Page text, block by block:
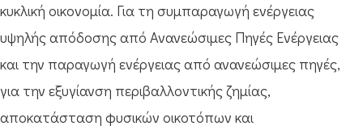
κυκλική οικονομία. Για τη συμπαραγωγή ενέργειας
υψηλής απόδοσης από Ανανεώσιμες Πηγές Ενέργειας
και την παραγωγή ενέργειας από ανανεώσιμες πηγές,
για την εξυγίανση περιβαλλοντικής ζημίας,
αποκατάσταση φυσικών οικοτόπων και